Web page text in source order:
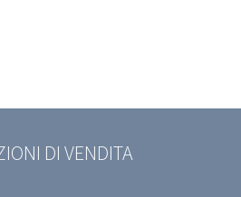
DI VENDITA